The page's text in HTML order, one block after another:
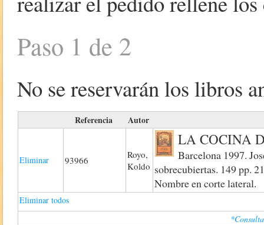
Paso 1 de 2
No se reservarán los libros
Referencia Autor
Eliminar 93966
Royo,
Koldo
LA COCINA
Barcelona 1997.
sobrecubiertas. 149 pp.
Nombre en corte lateral.
Eliminar todos